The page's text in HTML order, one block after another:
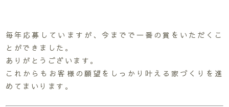
毎年応募していますが、今までで一番の賞をいただくこ
とができました。
ありがとうございます。
これからもお客様の願望をしっかり叶える家づくりを進
めてまいります。